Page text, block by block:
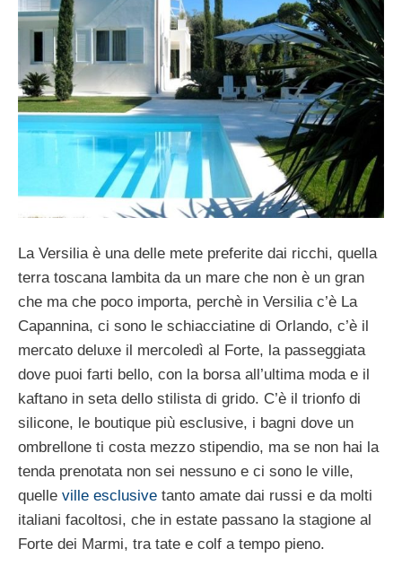
La Versilia è una delle mete preferite dai ricchi, quella
terra toscana lambita da un mare che non è un gran
che ma che poco importa, perchè in Versilia c’è La
Capannina, ci sono le schiacciatine di Orlando, c’è il
mercato deluxe il mercoledì al Forte, la passeggiata
dove puoi farti bello, con la borsa all’ultima moda e il
kaftano in seta dello stilista di grido. C’è il trionfo di
silicone, le boutique più esclusive, i bagni dove un
ombrellone ti costa mezzo stipendio, ma se non hai la
tenda prenotata non sei nessuno e ci sono le ville,
quelle ville esclusive tanto amate dai russi e da molti
italiani facoltosi, che in estate passano la stagione al
Forte dei Marmi, tra tate e colf a tempo pieno.